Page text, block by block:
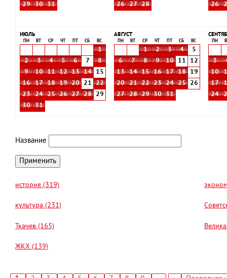
29
30 31
26
27 28
26
ИЮЛЬ
ПН ВТ СР ЧТ СБ ВС
1
2
3 4 5 6 7
8
9
10 11 12 13 14
15
16
17 18 19 20 21
22
23
24 25 26 27 28
29
30
31
АВГУСТ
ПН ВТ СР ЧТ СБ ВС
1 2 3 4
5
6
7 8 9 10 11
12
13
14 15 16 17 18
19
20
21 22 23 24 25
26
27
28 29 30 31
ПН
3
10
17
24
Название
история (319)
культура (231)
Ткачев (165)
ЖКХ (139)